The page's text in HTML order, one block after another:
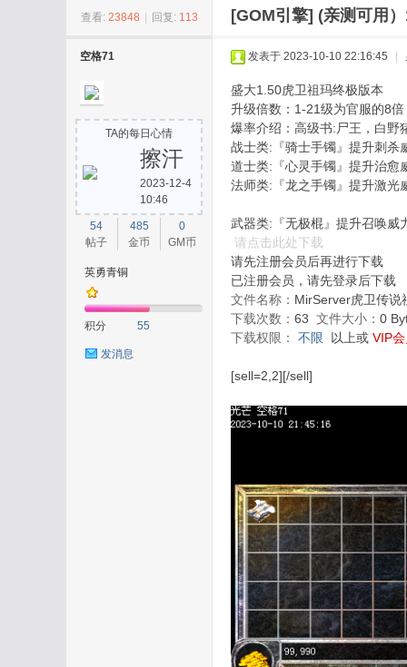
奇
›
查看: 23848 回复: 113 [GOM引擎] (亲测可用
空格71
TA的每日心情
擦汗
2023-12-4
10:46
54
帖子
485
金币
0
GM币
英勇青铜
积分 55
发消息
发表于 2023-10-10 22:16:45
盛大1.50虎卫祖玛终极版本
升级倍数：1-21级为官服的8
爆率介绍：高级书:尸王，白野
战士类:『骑士手镯』提升刺杀
道士类:『心灵手镯』提升治愈
法师类:『龙之手镯』提升激光
武器类:『无极棍』提升召唤威
请点击此处下载
请先注册会员后再进行下载
已注册会员，请先登录后下载
文件名称： MirServer虎卫传
下载次数： 63 文件大小： 0
下载权限：
不限 以上或 VIP
[sell=2,2][/sell]